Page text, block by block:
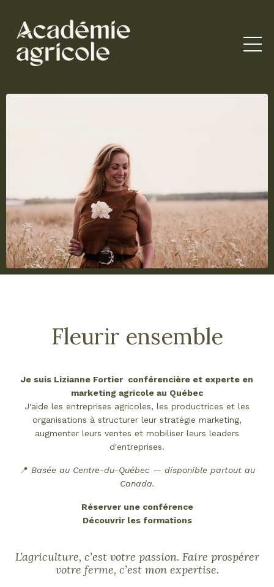
Fleurir ensemble
Je suis Lizianne Fortier conférencière et experte en
marketing agricole au Québec
J'aide les entreprises agricoles, les productrices et les
organisations à structurer leur stratégie marketing,
augmenter leurs ventes et mobiliser leurs leaders
d'entreprises.
📍 Basée au Centre-du-Québec — disponible partout au
Canada.
Réserver une conférence
Découvrir les formations
L’agriculture, c’est votre passion. Faire prospérer
votre ferme, c’est mon expertise.